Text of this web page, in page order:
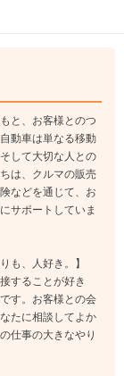
と、お客様とのつ
動車は単なる移動
して大切な人との
は、クルマの販売
などを通じて、お
サポートしていま
も、人好き。】
することが好き
す。お客様との会
たに相談してよか
仕事の大きなやり